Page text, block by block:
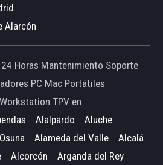
Alarcón
Horas Mantenimiento Soporte
PC Mac Portátiles
TPV en
Alalpardo
Aluche
Alameda del Valle
Alcalá
Alcorcón
Arganda del Rey